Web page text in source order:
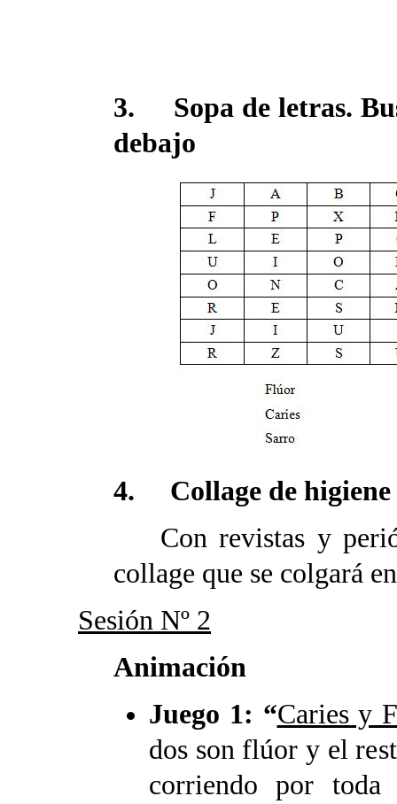
3. Sopa de letras.
debajo
4. Collage de higiene
Con revistas y
collage que se colgará
Sesión Nº 2
Animación
Juego 1: “Caries y
dos son flúor y el
corriendo por